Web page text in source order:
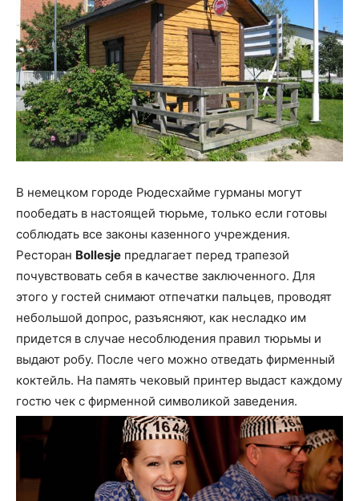
В немецком городе Рюдесхайме гурманы могут
пообедать в настоящей тюрьме, только если готовы
соблюдать все законы казенного учреждения.
Ресторан Bollesje предлагает перед трапезой
почувствовать себя в качестве заключенного. Для
этого у гостей снимают отпечатки пальцев, проводят
небольшой допрос, разъясняют, как несладко им
придется в случае несоблюдения правил тюрьмы и
выдают робу. После чего можно отведать фирменный
коктейль. На память чековый принтер выдаст каждому
гостю чек с фирменной символикой заведения.